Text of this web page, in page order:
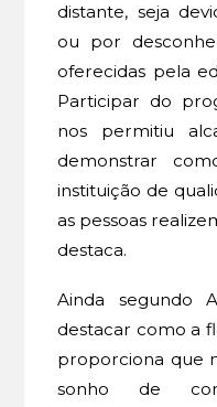
distante, seja
ou por
oferecidas pela
Participar do
nos permitiu
demonstrar
instituição de
as pessoas
destaca.
Ainda segundo
destacar como a
proporciona que
sonho de